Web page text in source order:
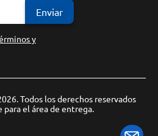
Enviar
y
Todos los derechos reservados
el área de entrega.